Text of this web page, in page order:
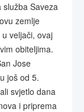
služba Saveza
zemlje
veljači, ovaj
obiteljima.
Jose
još od 5.
svjetlo dana
i priprema